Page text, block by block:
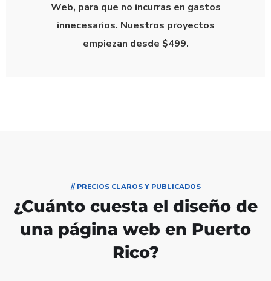
Web, para que no incurras en gastos
innecesarios. Nuestros proyectos
empiezan desde $499.
// PRECIOS CLAROS Y PUBLICADOS
¿Cuánto cuesta el diseño de
una página web en Puerto
Rico?